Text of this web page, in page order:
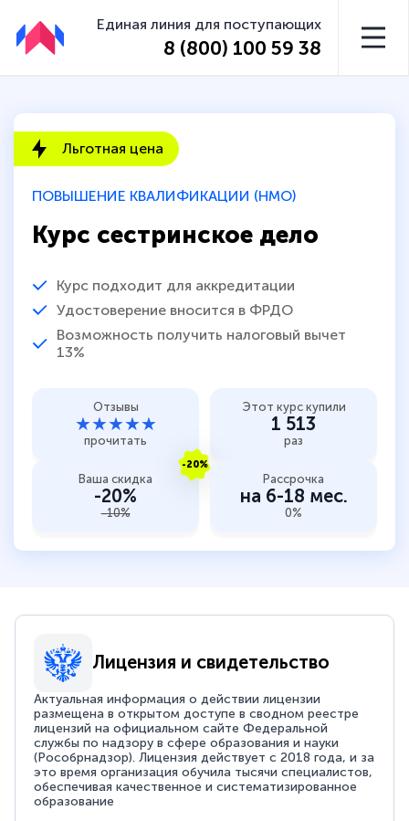
Единая линия для поступающих
8 (800) 100 59 38
ПОВЫШЕНИЕ КВАЛИФИКАЦИИ (НМО)
Курс сестринское дело
Курс подходит для аккредитации
Удостоверение вносится в ФРДО
Возможность получить налоговый вычет
13%
Льготная цена
Отзывы
★★★★★
прочитать
Этот курс купили
1 513
раз
-20%
Ваша скидка
-20%
-10%
Рассрочка
на 6-18 мес.
0%
Лицензия и свидетельство
Актуальная информация о действии лицензии
размещена в открытом доступе в сводном реестре
лицензий на официальном сайте Федеральной
службы по надзору в сфере образования и науки
(Рособрнадзор). Лицензия действует с 2018 года, и за
это время организация обучила тысячи специалистов,
обеспечивая качественное и систематизированное
образование